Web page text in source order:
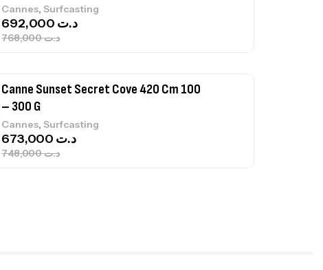
Cannes, Surfcasting
د.ت748,000
د.ت 673,000
Canne Jigging Sunset Massive Attack
1.83m 120/250gr 30kg
Cannes, Jigging
د.ت379,000
د.ت340,000